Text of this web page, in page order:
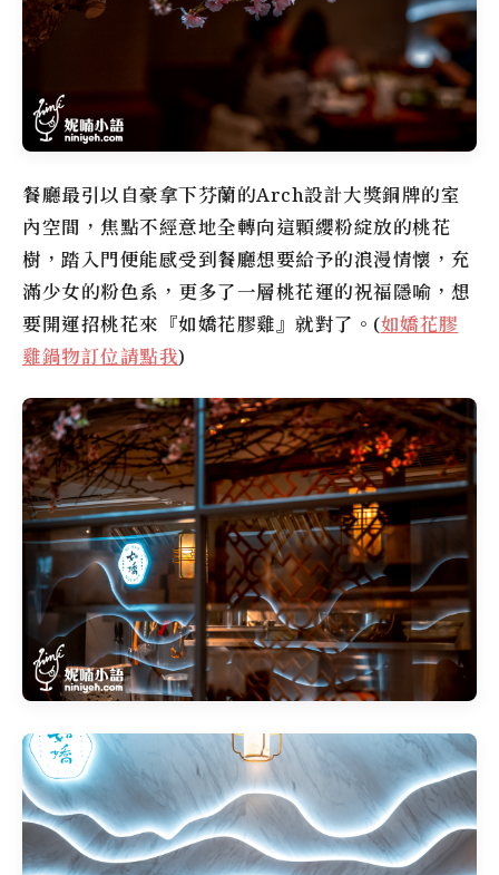
餐廳最引以自豪拿下芬蘭的Arch設計大獎銅牌的室
內空間，焦點不經意地全轉向這顆纓粉綻放的桃花
樹，踏入門便能感受到餐廳想要給予的浪漫情懷，充
滿少女的粉色系，更多了一層桃花運的祝福隱喻，想
要開運招桃花來『如嬌花膠雞』就對了。(如嬌花膠
雞鍋物訂位請點我)